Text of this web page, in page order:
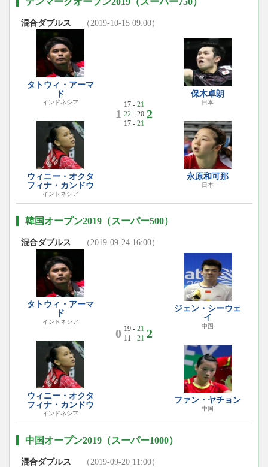
混合ダブルス （2019-10-15 09:00）
タトウィ・アーマ
ド
インドネシア
ウィニー・オクタ
フィナ・カンドウ
インドネシア
1
17 - 21
22- 20
17 - 21
2
保木卓朗
日本
永原和可那
日本
韓国オープン2019（スーパー500）
混合ダブルス （2019-09-24 16:00）
タトウィ・アーマ
ド
インドネシア
ウィニー・オクタ
フィナ・カンドウ
インドネシア
0 19 - 21
11 - 21 2
ジェン・シーウェ
イ
中国
ファン・ヤチョン
中国
中国オープン2019（スーパー1000）
混合ダブルス （2019-09-20 11:00）